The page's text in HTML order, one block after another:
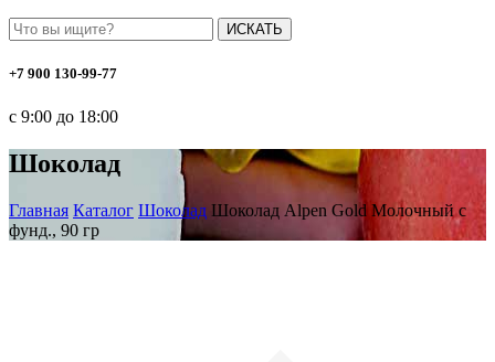
ИСКАТЬ
+7 900 130-99-77
с 9:00 до 18:00
Шоколад
Главная Каталог Шоколад Шоколад Alpen Gold Молочный с
фунд., 90 гр